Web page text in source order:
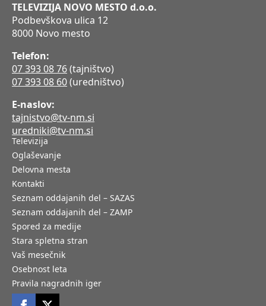
TELEVIZIJA NOVO MESTO d.o.o.
Podbevškova ulica 12
8000 Novo mesto
Telefon:
07 393 08 76(tajništvo)
07 393 08 60(uredništvo)
E-naslov:
tajnistvo@tv-nm.si
uredniki@tv-nm.si
Televizija
Oglaševanje
Delovna mesta
Kontakti
Seznam oddajanih del – SAZAS
Seznam oddajanih del – ZAMP
Spored za medije
Stara spletna stran
Vaš mesečnik
Osebnost leta
Pravila nagradnih iger